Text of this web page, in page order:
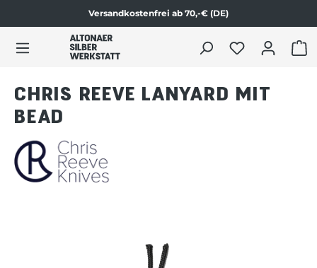
Zum Produktinhalt springen
Versandkostenfrei ab 70,-€ (DE)
CHRIS REEVE LANYARD MIT
BEAD